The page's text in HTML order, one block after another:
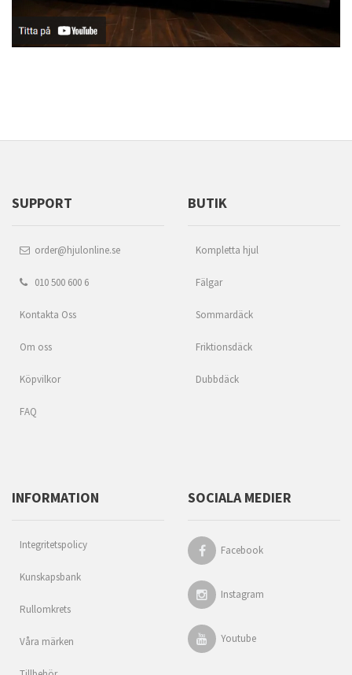
SUPPORT
order@hjulonline.se
010 500 600 6
Kontakta Oss
Om oss
Köpvilkor
FAQ
BUTIK
Kompletta hjul
Fälgar
Sommardäck
Friktionsdäck
Dubbdäck
INFORMATION
Integritetspolicy
Kunskapsbank
Rullomkrets
Våra märken
SOCIALA MEDIER
Facebook
Instagram
Youtube